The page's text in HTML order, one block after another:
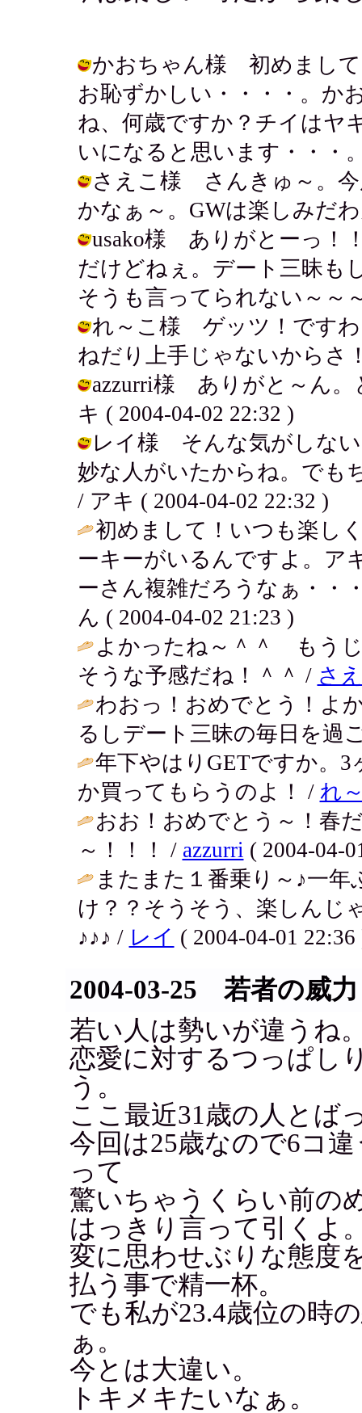
かおちゃん様 初めまし
お恥ずかしい・・・・。か
ね、何歳ですか？チイはヤ
いになると思います・・・
さえこ様 さんきゅ～。今
かなぁ～。GWは楽しみだ
usako様 ありがとーっ！
だけどねぇ。デート三昧も
そうも言ってられない～～
れ～こ様 ゲッツ！ですわ
ねだり上手じゃないからさ
azzurri様 ありがと～ん。
キ ( 2004-04-02 22:32 )
レイ様 そんな気がしな
妙な人がいたからね。でも
/ アキ ( 2004-04-02 22:32 )
初めまして！いつも楽し
ーキーがいるんですよ。ア
ーさん複雑だろうなぁ・・
ん ( 2004-04-02 21:23 )
よかったね～＾＾ もう
そうな予感だね！＾＾ / さ
わおっ！おめでとう！よ
るしデート三昧の毎日を過
年下やはりGETですか。
か買ってもらうのよ！ / れ
おお！おめでとう～！春
～！！！ / azzurri ( 2004-04-
またまた１番乗り～♪一
け？？そうそう、楽しんじ
♪♪♪ / レイ ( 2004-04-01 22:36
2004-03-25 若者の威力
若い人は勢いが違うね
恋愛に対するつっぱし
う。
ここ最近31歳の人とば
今回は25歳なので6コ
って
驚いちゃうくらい前の
はっきり言って引くよ
変に思わせぶりな態度
払う事で精一杯。
でも私が23.4歳位の時
ぁ。
今とは大違い。
トキメキたいなぁ。